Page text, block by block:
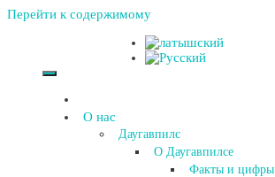
Перейти к содержимому
О нас
Даугавпилс
О Даугавпилсе
Факты и цифры